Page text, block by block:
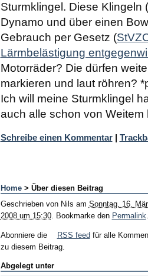
Sturmklingel. Diese
Dynamo und über einen
Gebrauch per Gesetz (
Lärmbelästigung
Motorräder? Die dürfen
markieren und laut röhren?
Ich will meine Sturmklingel
auch alle schon von
Schreibe einen Kommentar |
Home> Über diesen Beitrag
Geschrieben von Nils am Sonntag, 16.
2008 um 15:30. Bookmarke den Permalink
Abonniere die RSS feed für alle
zu diesem Beitrag.
Abgelegt unter